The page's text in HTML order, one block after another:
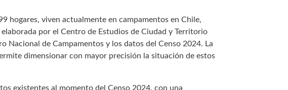
hogares, viven actualmente en campamentos en Chile,
por el Centro de Estudios de Ciudad y Territorio
Nacional de Campamentos y los datos del Censo 2024. La
dimensionar con mayor precisión la situación de estos
existentes al momento del Censo 2024, con una